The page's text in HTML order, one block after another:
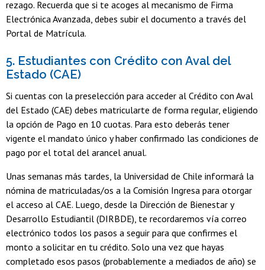
rezago. Recuerda que si te acoges al mecanismo de Firma
Electrónica Avanzada, debes subir el documento a través del
Portal de Matrícula.
5. Estudiantes con Crédito con Aval del
Estado (CAE)
Si cuentas con la preselección para acceder al Crédito con Aval
del Estado (CAE) debes matricularte de forma regular, eligiendo
la opción de Pago en 10 cuotas. Para esto deberás tener
vigente el mandato único y haber confirmado las condiciones de
pago por el total del arancel anual.
Unas semanas más tardes, la Universidad de Chile informará la
nómina de matriculadas/os a la Comisión Ingresa para otorgar
el acceso al CAE. Luego, desde la Dirección de Bienestar y
Desarrollo Estudiantil (DIRBDE), te recordaremos vía correo
electrónico todos los pasos a seguir para que confirmes el
monto a solicitar en tu crédito. Solo una vez que hayas
completado esos pasos (probablemente a mediados de año) se